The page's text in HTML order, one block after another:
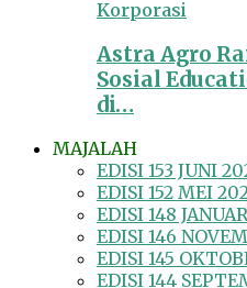
Korporasi
Astra Agro
Sosial
di…
MAJALAH
EDISI 153 JUNI
EDISI 152 MEI
EDISI 148
EDISI 146
EDISI 145
EDISI 144